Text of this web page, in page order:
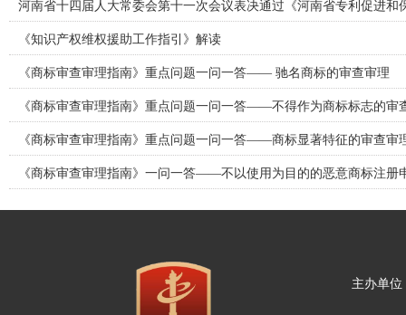
河南省十四届人大常委会第十一次会议表决通过《河南省专利促进和
《知识产权维权援助工作指引》解读
《商标审查审理指南》重点问题一问一答—— 驰名商标的审查审理
《商标审查审理指南》重点问题一问一答——不得作为商标标志的审
《商标审查审理指南》重点问题一问一答——商标显著特征的审查审
《商标审查审理指南》一问一答——不以使用为目的的恶意商标注册
主办单